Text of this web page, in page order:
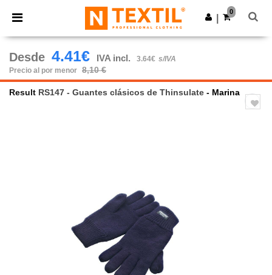
× App de Ntextil
¡Mejores precios en app!
Descargar app
0
Desde 4.41€ IVA incl. 3.64€ s/IVA
Precio al por menor 8,10 €
Result RS147 - Guantes clásicos de Thinsulate - Marina